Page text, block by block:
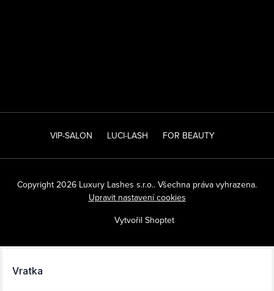
VIP-SALON LUCI-LASH FOR BEAUTY
Vytvořil Shoptet
Copyright 2026 Luxury Lashes s.r.o.. Všechna práva vyhrazena.
Upravit nastavení cookies